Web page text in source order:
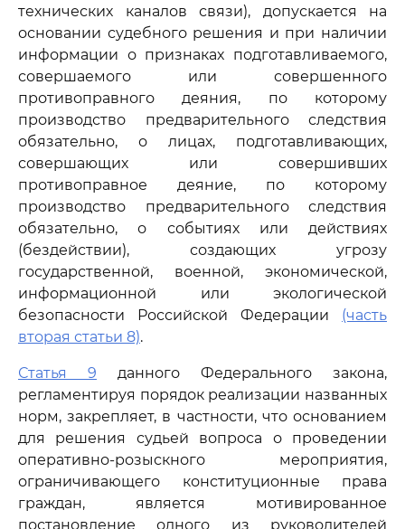
технических каналов связи), допускается на
основании судебного решения и при наличии
информации о признаках подготавливаемого,
совершаемого или совершенного
противоправного деяния, по которому
производство предварительного следствия
обязательно, о лицах, подготавливающих,
совершающих или совершивших
противоправное деяние, по которому
производство предварительного следствия
обязательно, о событиях или действиях
(бездействии), создающих угрозу
государственной, военной, экономической,
информационной или экологической
безопасности Российской Федерации (часть
вторая статьи 8).
Статья 9 данного Федерального закона,
регламентируя порядок реализации названных
норм, закрепляет, в частности, что основанием
для решения судьей вопроса о проведении
оперативно-розыскного мероприятия,
ограничивающего конституционные права
граждан, является мотивированное
постановление одного из руководителей